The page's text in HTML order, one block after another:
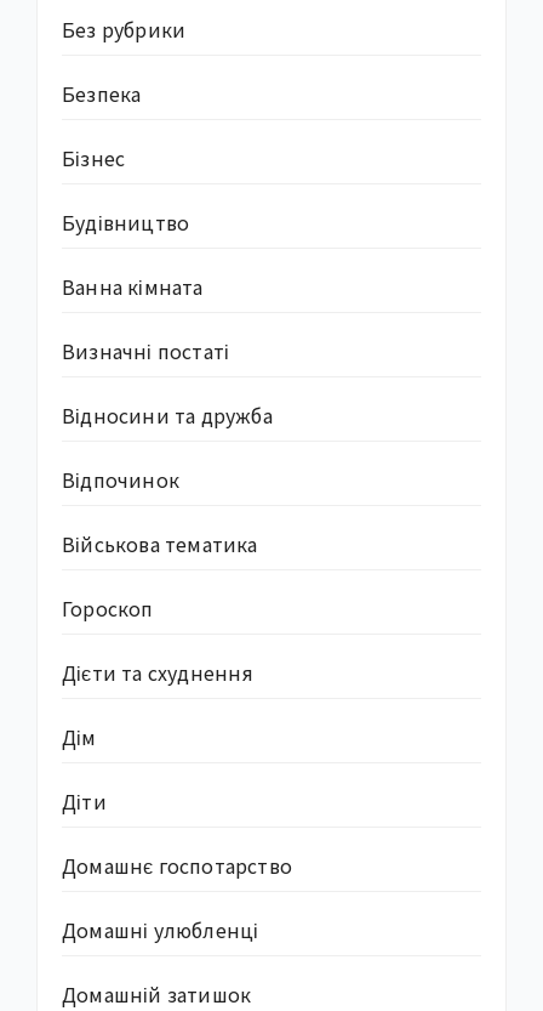
Без рубрики
Безпека
Бізнес
Будівництво
Ванна кімната
Визначні постаті
Відносини та дружба
Відпочинок
Військова тематика
Гороскоп
Дієти та схуднення
Дім
Діти
Домашнє госпотарство
Домашні улюбленці
Домашній затишок